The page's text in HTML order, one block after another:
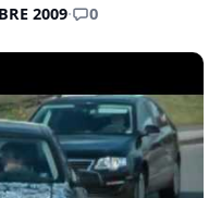
2009· 0